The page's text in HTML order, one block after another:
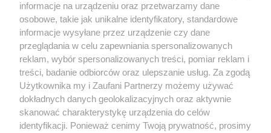
6 / 0
Nie zapomnij
zapoznać się z:
polityką prywatności regulamin korzystania z portali
Twojemiasto
Piekary Śląskie
Chorzów
Tarnowskie Góry
Skontakuj sięz nami
Kontakt
Wydawca
Redakcja
informacje na urządzeniu oraz przetwarzamy dane
osobowe, takie jak unikalne identyfikatory, standardowe
informacje wysyłane przez urządzenie czy dane
przeglądania w celu zapewniania spersonalizowanych
reklam, wybór spersonalizowanych treści, pomiar reklam i
treści, badanie odbiorców oraz ulepszanie usług. Za zgodą
Użytkownika my i Zaufani Partnerzy możemy używać
dokładnych danych geolokalizacyjnych oraz aktywnie
skanować charakterystykę urządzenia do celów
identyfikacji. Ponieważ cenimy Twoją prywatność, prosimy